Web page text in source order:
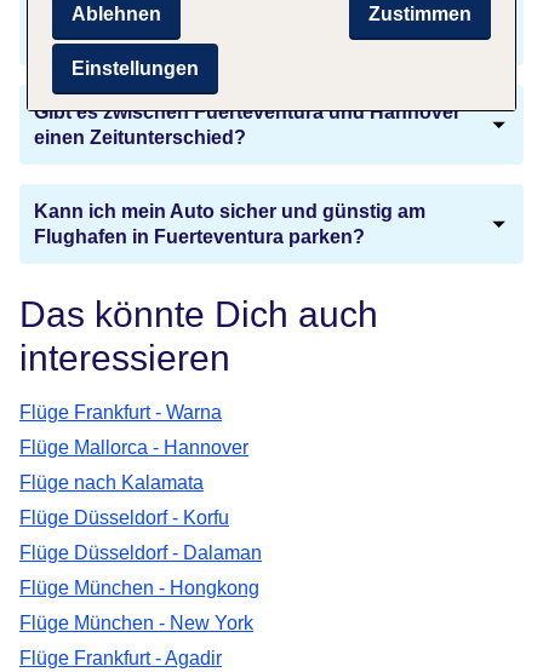
Ist für den Flug von Fuerteventura nach
Hannover ein Reisepass nötig?
Gibt es zwischen Fuerteventura und Hannover
einen Zeitunterschied?
Kann ich mein Auto sicher und günstig am
Flughafen in Fuerteventura parken?
Das könnte Dich auch
interessieren
Flüge Frankfurt - Warna
Flüge Mallorca - Hannover
Flüge nach Kalamata
Flüge Düsseldorf - Korfu
Flüge Düsseldorf - Dalaman
Flüge München - Hongkong
Flüge München - New York
Flüge Frankfurt - Agadir
Zustimmen
Ablehnen
Einstellungen